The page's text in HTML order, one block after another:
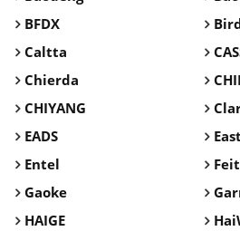
BFDX
Caltta
Chierda
CHIYANG
EADS
Entel
Gaoke
HAIGE